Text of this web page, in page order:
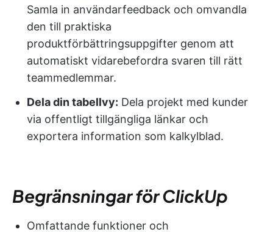
Samla in användarfeedback och omvandla
den till praktiska
produktförbättringsuppgifter genom att
automatiskt vidarebefordra svaren till rätt
teammedlemmar.
Dela din tabellvy: Dela projekt med kunder
via offentligt tillgängliga länkar och
exportera information som kalkylblad.
Begränsningar för ClickUp
Omfattande funktioner och